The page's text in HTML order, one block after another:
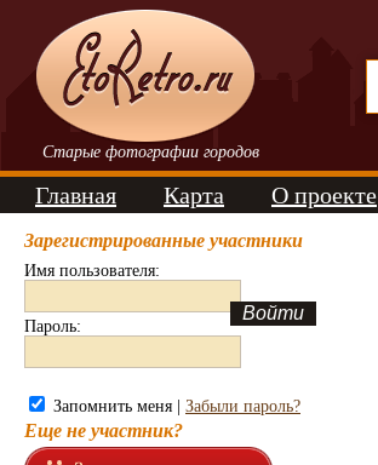
Старые фотографии городов
Главная Карта О проекте
Зарегистрированные участники
Имя пользователя:
Пароль:
Запомнить меня | Забыли пароль?
Еще не участник?